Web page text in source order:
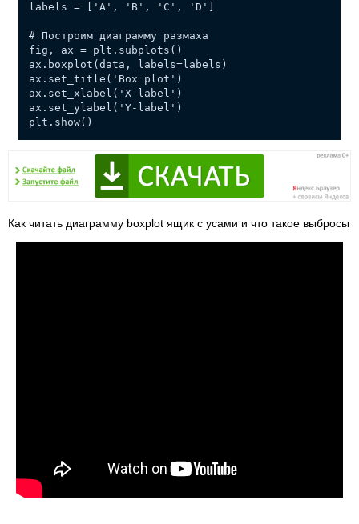
labels = ['A', 'B', 'C', 'D']
# Построим диаграмму размаха
fig, ax = plt.subplots()
ax.boxplot(data, labels=labels)
ax.set_title('Box plot')
ax.set_xlabel('X-label')
ax.set_ylabel('Y-label')
plt.show()
Как читать диаграмму boxplot ящик с усами и что такое выбросы